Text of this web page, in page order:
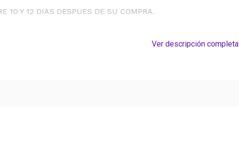
10 Y 12 DIAS DESPUES DE SU COMPRA.
Ver descripción completa